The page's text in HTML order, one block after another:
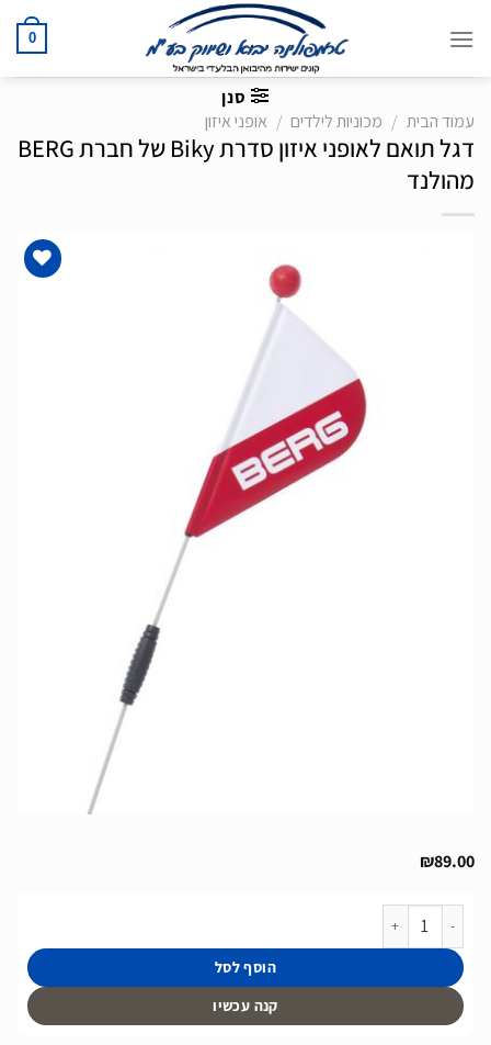
0
סנן
עמוד הבית
/ מכוניות לילדים / אופני איזון
דגל תואם לאופני איזון סדרת Biky של חברת BERG
מהולנד
₪89.00
כמות של דגל תואם לאופני איזון סדרת Biky של חברת BERG מהולנד
הוסף לסל
קנה עכשיו